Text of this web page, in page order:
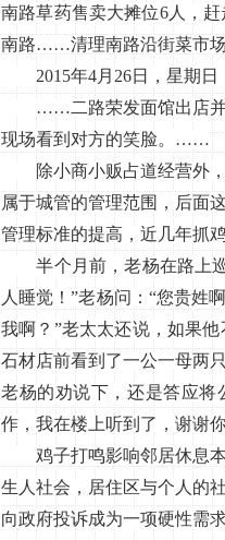
南路草药售卖大摊位6人，
南路……清理南路沿街菜市场
2015年4月26日，星期日
……二路荣发面馆出店并且
现场看到对方的笑脸。……
除小商小贩占道经营外，
属于城管的管理范围，后面
管理标准的提高，近几年抓
半个月前，老杨在路上巡
人睡觉！”老杨问：“您贵姓
我啊？”老太太还说，如果
石材店前看到了一公一母两
老杨的劝说下，还是答应将
作，我在楼上听到了，谢谢
鸡子打鸣影响邻居休息本
生人社会，居住区与个人的
向政府投诉成为一项硬性需